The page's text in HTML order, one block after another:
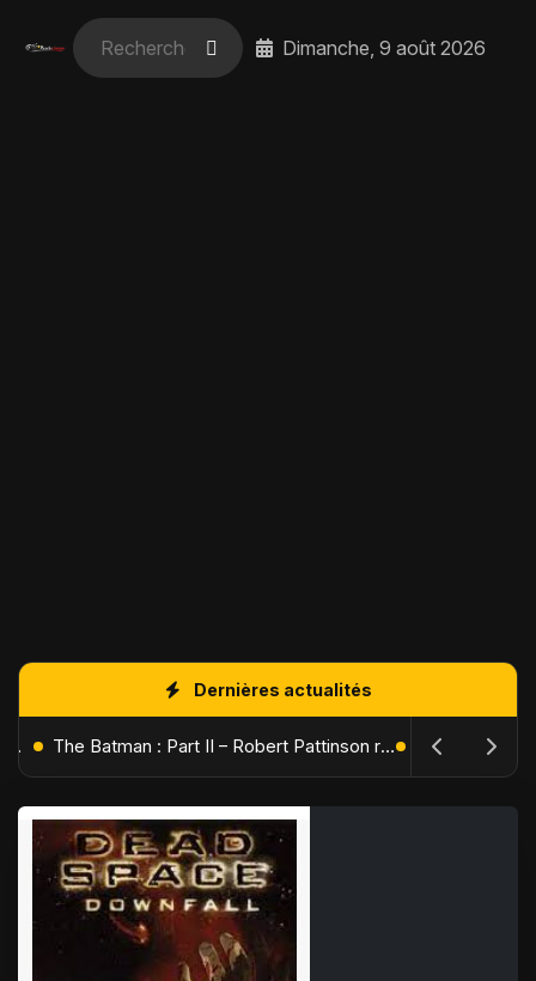
Dimanche, 9 août 2026
Dernières actualités
L'Âge de Glace : Le Réveil du Volcan – Manny, Sid et Diego de retour pour une aventure explosive The Batman : Part II – Robert Pattinson replonge dans les ténèbres de Gotham dès octobre 2027